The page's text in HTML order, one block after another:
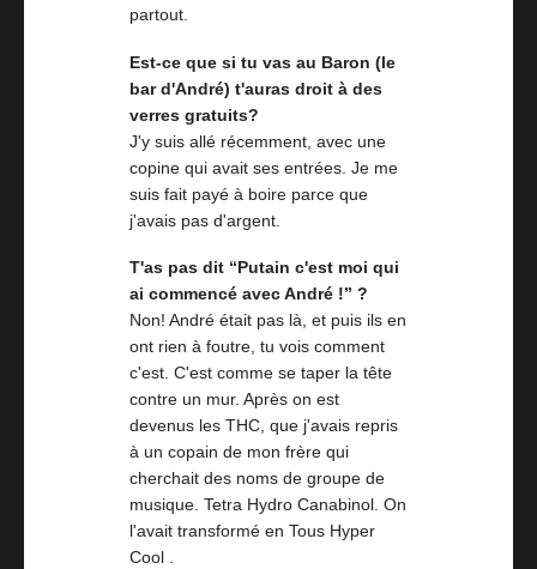
partout.
Est-ce que si tu vas au Baron (le
bar d'André) t'auras droit à des
verres gratuits?
J'y suis allé récemment, avec une
copine qui avait ses entrées. Je me
suis fait payé à boire parce que
j'avais pas d'argent.
T'as pas dit “Putain c'est moi qui
ai commencé avec André !” ?
Non! André était pas là, et puis ils en
ont rien à foutre, tu vois comment
c'est. C'est comme se taper la tête
contre un mur. Après on est
devenus les THC, que j'avais repris
à un copain de mon frère qui
cherchait des noms de groupe de
musique. Tetra Hydro Canabinol. On
l'avait transformé en Tous Hyper
Cool .